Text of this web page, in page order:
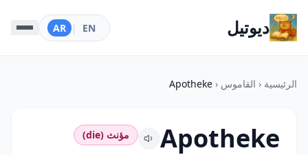
ديوتيل EN
|
AR
الرئيسية ‹ القاموس ‹
Apotheke
Apotheke مؤنث (die)